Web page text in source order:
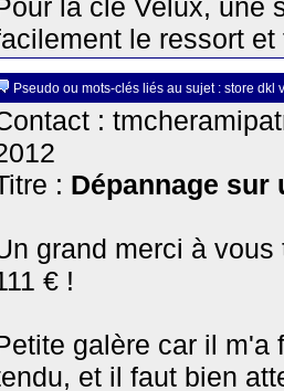
la clé Velux, une
le ressort
Pseudo ou mots-clés liés au sujet : store dkl
:
: Dépannage sur
grand merci à
€ !
galère car il m'a
et il faut bien